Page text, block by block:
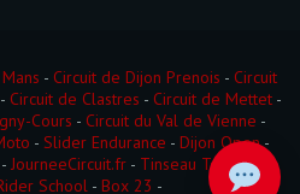
- Circuit de Dijon Prenois - Circuit
- Circuit de Clastres - Circuit de Mettet -
Cours - Circuit du Val de Vienne -
- Slider Endurance - Dijon Open-
- JourneeCircuit.fr - Tinseau Test Day
School- Box 23 -